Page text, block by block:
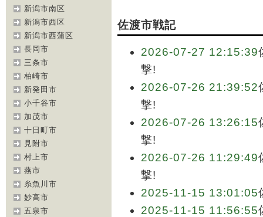
新潟市南区
新潟市西区
新潟市西蒲区
長岡市
三条市
柏崎市
新発田市
小千谷市
加茂市
十日町市
見附市
村上市
燕市
糸魚川市
妙高市
五泉市
佐渡市戦記
2026-07-27 12:15:39
撃!
2026-07-26 21:39:52
撃!
2026-07-26 13:26:15
撃!
2026-07-26 11:29:49
撃!
2025-11-15 13:01:05
2025-11-15 11:56:55